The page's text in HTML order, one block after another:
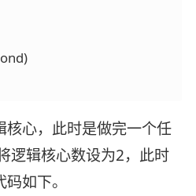
核心，此时是做完一个任
逻辑核心数设为2，此时
如下。